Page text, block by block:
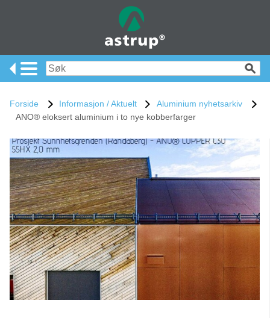
Forside Informasjon / Aktuelt
Aluminium nyhetsarkiv
ANO® eloksert aluminium i to nye kobberfarger